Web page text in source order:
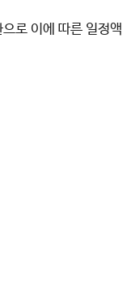
로 이에 따른 일정액